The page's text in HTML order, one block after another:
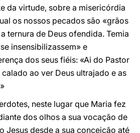
da virtude, sobre a misericórdia
os nossos pecados são «grãos
ternura de Deus ofendida. Temia
insensibilizassem» e
dos seus fiéis: «Ai do Pastor
ao ver Deus ultrajado e as
neste lugar que Maria fez
dos olhos a sua vocação de
Jesus desde a sua conceição até